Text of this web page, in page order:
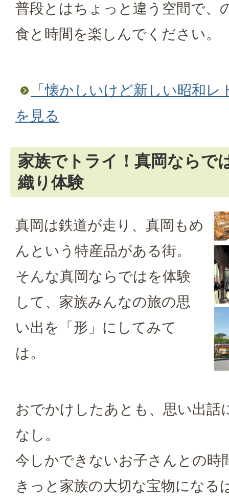
普段とはちょっと違う空間で、
食と時間を楽しんでください。
「懐かしいけど新しい昭和
を見る
家族でトライ！真岡ならで
織り体験
真岡は鉄道が走り、真岡もめ
んという特産品がある街。
そんな真岡ならではを体験
して、家族みんなの旅の思
い出を「形」にしてみて
は。
おでかけしたあとも、思い出話
なし。
今しかできないお子さんとの時
きっと家族の大切な宝物になる